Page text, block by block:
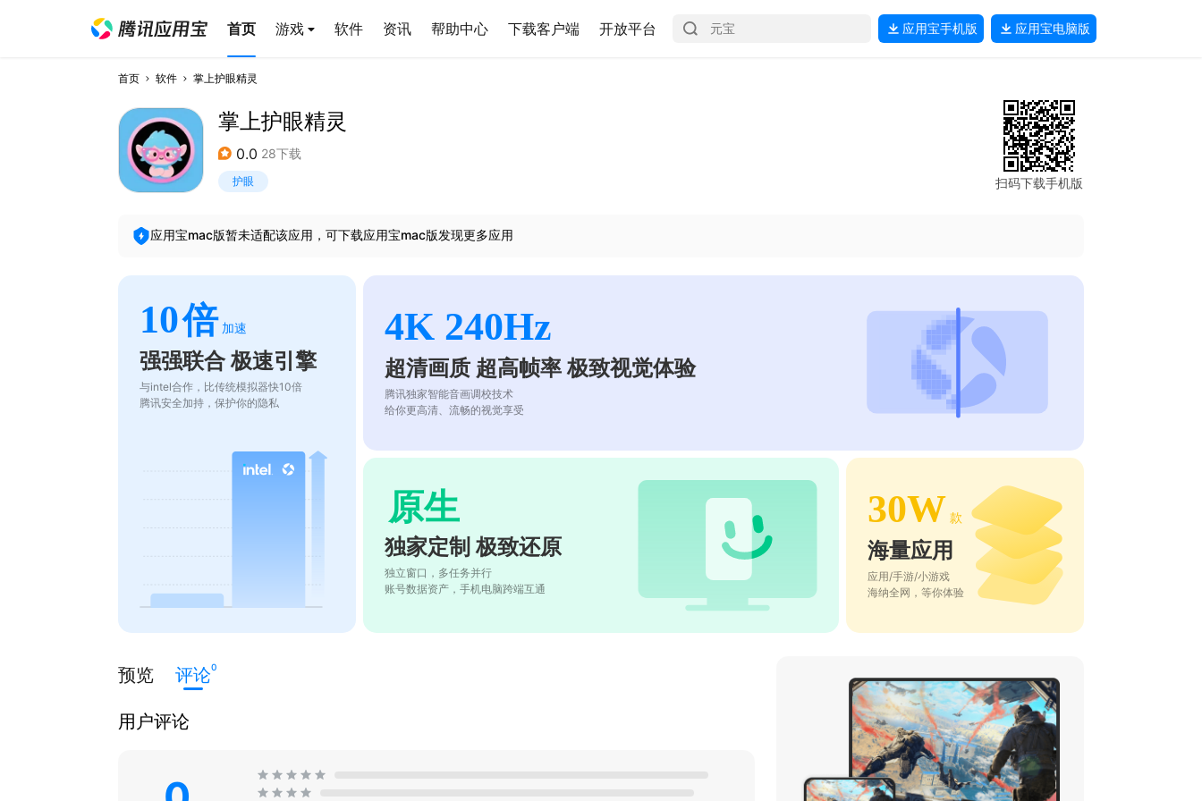
首页 游戏 软件 资讯 帮助中心 下载客户端 开放平台 应用宝手机版 应用宝电脑版
首页 软件 掌上护眼精灵
掌上护眼精灵
0.0 28下载
护眼 扫码下载手机版
应用宝mac版暂未适配该应用，可下载应用宝mac版发现更多应用
10倍 加速
强强联合 极速引擎
与intel合作，比传统模拟器快10倍
腾讯安全加持，保护你的隐私
4K 240Hz
超清画质 超高帧率 极致视觉体验
腾讯独家智能音画调校技术
给你更高清、流畅的视觉享受
原生
独家定制 极致还原
独立窗口，多任务并行
账号数据资产，手机电脑跨端互通
30W 款
海量应用
应用/手游/小游戏
海纳全网，等你体验
预览 评论0
用户评论